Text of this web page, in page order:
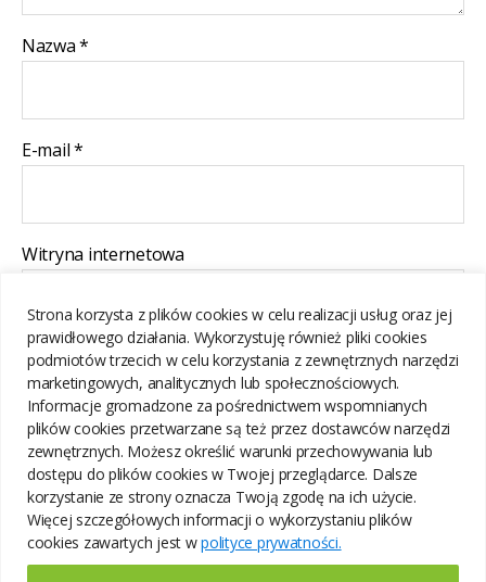
Strona korzysta z plików cookies w celu realizacji usług oraz jej
prawidłowego działania. Wykorzystuję również pliki cookies
podmiotów trzecich w celu korzystania z zewnętrznych narzędzi
marketingowych, analitycznych lub społecznościowych.
Informacje gromadzone za pośrednictwem wspomnianych
plików cookies przetwarzane są też przez dostawców narzędzi
zewnętrznych. Możesz określić warunki przechowywania lub
dostępu do plików cookies w Twojej przeglądarce. Dalsze
korzystanie ze strony oznacza Twoją zgodę na ich użycie.
Więcej szczegółowych informacji o wykorzystaniu plików
cookies zawartych jest wpolityce prywatności.
Nazwa*
E-mail*
Witryna internetowa
Zapamiętaj moje dane w tej przeglądarce podczas pisania
kolejnych komentarzy.